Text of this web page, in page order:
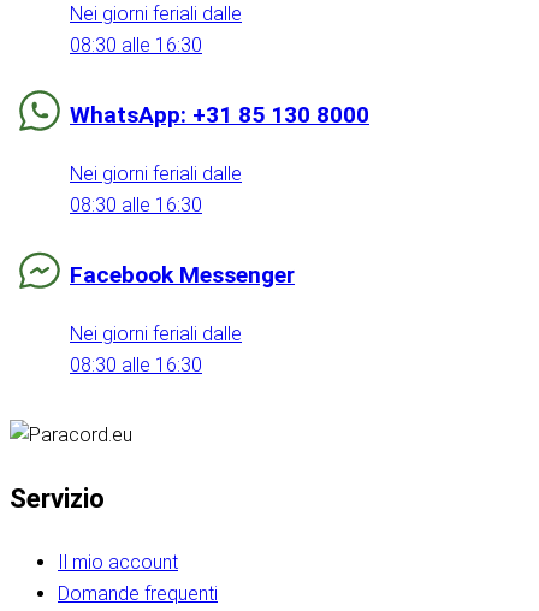
Nei giorni feriali dalle
08:30 alle 16:30
WhatsApp: +31 85 130 8000
Nei giorni feriali dalle
08:30 alle 16:30
Facebook Messenger
Nei giorni feriali dalle
08:30 alle 16:30
Servizio
Il mio account
Domande frequenti